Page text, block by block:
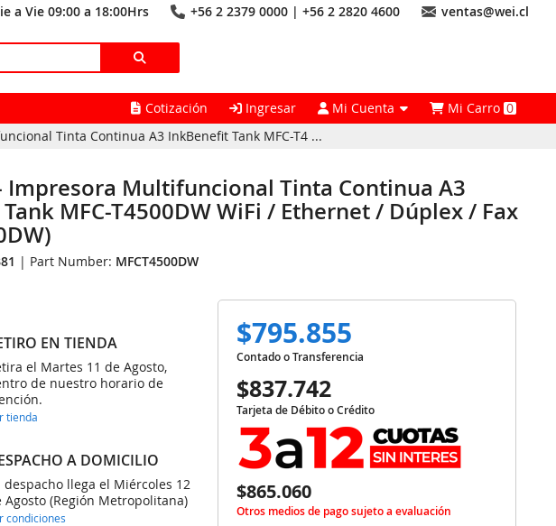
a Vie 09:00 a 18:00Hrs +56 2 2379 0000 | +56 2 2820 4600 ventas@wei.cl
Cotización Ingresar Mi Cuenta Mi Carro0
Tinta Continua A3 InkBenefit Tank MFC-T4 ...
- Impresora Multifuncional Tinta Continua A3
MFC-T4500DW WiFi / Ethernet / Dúplex / Fax
| Part Number: MFCT4500DW
EN TIENDA
el Martes 11 de Agosto,
de nuestro horario de
tienda
A DOMICILIO
despacho llega el Miércoles 12
Agosto (Región Metropolitana)
condiciones
$795.855
Contado o Transferencia
$837.742
Tarjeta de Débito o Crédito
$865.060
Otros medios de pago sujeto a evaluación